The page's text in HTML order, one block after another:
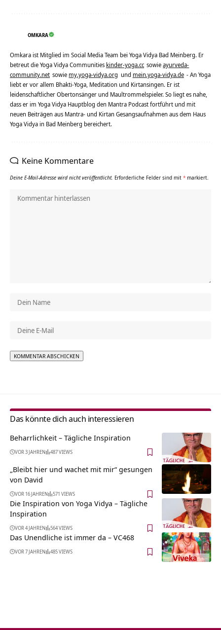
OMKARA
Omkara ist Mitglied im Social Media Team bei Yoga Vidya Bad Meinberg. Er
betreut die Yoga Vidya Communities kinder-yoga.cc sowieayurveda-
community.net sowie my.yoga-vidya.org und mein.yoga-vidya.de - An Yoga
liebt er vor allem Bhakti-Yoga, Meditation und Kirtansingen. Er ist
leidenschaftlicher Obertonsänger und Maultrommelspieler. So liegt es nahe,
dass er im Yoga Vidya Hauptblog den Mantra Podcast fortführt und mit
neuen Beiträgen aus Mantra- und Kirtan Gesangsaufnahmen aus dem Haus
Yoga Vidya in Bad Meinberg bereichert.
Keine Kommentare
Deine E-Mail-Adresse wird nicht veröffentlicht. Erforderliche Felder sind mit * markiert.
Das könnte dich auch interessieren
Beharrlichkeit – Tägliche Inspiration
VOR 3 JAHREN 487 VIEWS
„Bleibt hier und wachet mit mir“ gesungen
von David
VOR 16 JAHREN 571 VIEWS
Die Inspiration von Yoga Vidya – Tägliche
Inspiration
VOR 4 JAHREN 564 VIEWS
Das Unendliche ist immer da – VC468
VOR 7 JAHREN 485 VIEWS